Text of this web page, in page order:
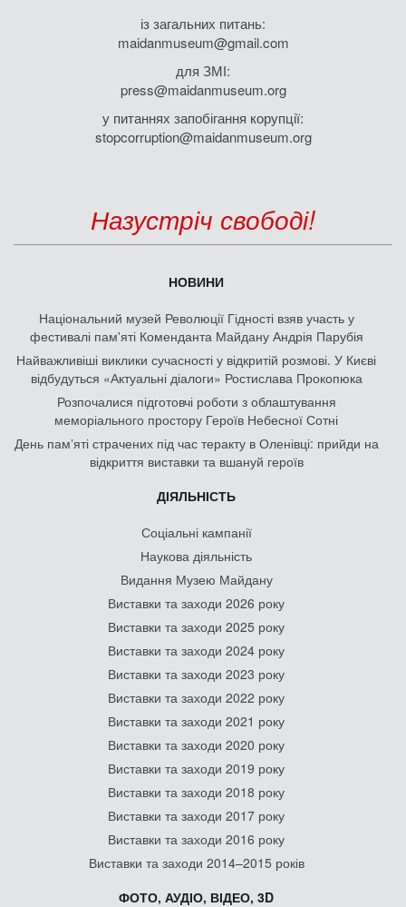
із загальних питань:
maidanmuseum@gmail.com
для ЗМІ:
press@maidanmuseum.org
у питаннях запобігання корупції:
stopcorruption@maidanmuseum.org
Назустріч свободі!
НОВИНИ
Національний музей Революції Гідності взяв участь у
фестивалі пам'яті Коменданта Майдану Андрія Парубія
Найважливіші виклики сучасності у відкритій розмові. У Києві
відбудуться «Актуальні діалоги» Ростислава Прокопюка
Розпочалися підготовчі роботи з облаштування
меморіального простору Героїв Небесної Сотні
День памʼяті страчених під час теракту в Оленівці: прийди на
відкриття виставки та вшануй героїв
ДІЯЛЬНІСТЬ
Соціальні кампанії
Наукова діяльність
Видання Музею Майдану
Виставки та заходи 2026 року
Виставки та заходи 2025 року
Виставки та заходи 2024 року
Виставки та заходи 2023 року
Виставки та заходи 2022 року
Виставки та заходи 2021 року
Виставки та заходи 2020 року
Виставки та заходи 2019 року
Виставки та заходи 2018 року
Виставки та заходи 2017 року
Виставки та заходи 2016 року
Виставки та заходи 2014–2015 років
ФОТО, АУДІО, ВІДЕО, 3D